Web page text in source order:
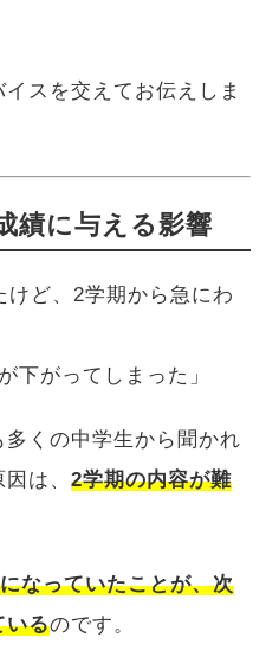
スを交えてお伝えしま
績に与える影響
けど、2学期から急にわ
下がってしまった」
くの中学生から聞かれ
因は、2学期の内容が難
なっていたことが、次
いるのです。